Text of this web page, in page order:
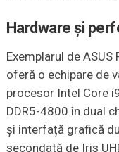
Hardware și
Exemplarul de
oferă o echipare de
procesor Intel Core
DDR5-4800 în dual
și interfață grafică
secondată de Iris